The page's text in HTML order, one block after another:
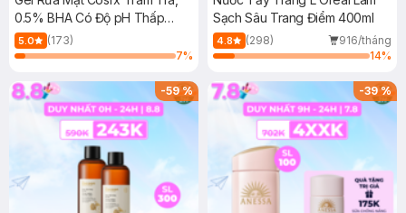
0.5% BHA Có Độ pH Thấp
150ml
5.0
(173)
7%
Sạch Sâu Trang Điểm 400ml
4.8 (298)
916/tháng
14%
-59% -39%